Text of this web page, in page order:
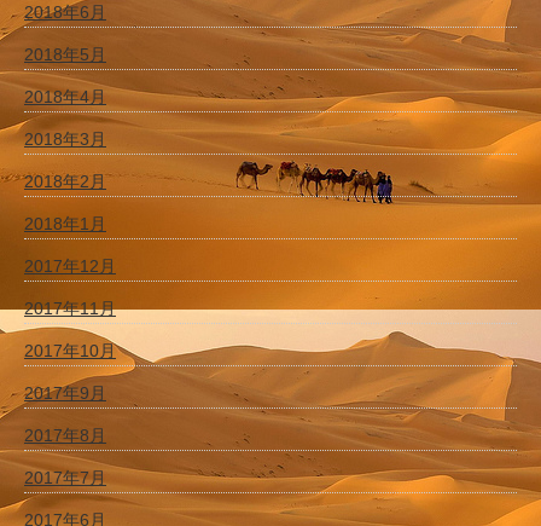
2018年6月
2018年5月
2018年4月
2018年3月
2018年2月
2018年1月
2017年12月
2017年11月
2017年10月
2017年9月
2017年8月
2017年7月
2017年6月